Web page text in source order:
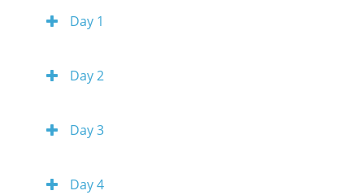
Day 1
Day 2
Day 3
Day 4